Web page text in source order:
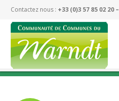
Contactez nous : +33 (0)3 57 85 02 20 –